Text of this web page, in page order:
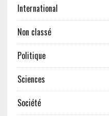
International
Non classé
Politique
Sciences
Société